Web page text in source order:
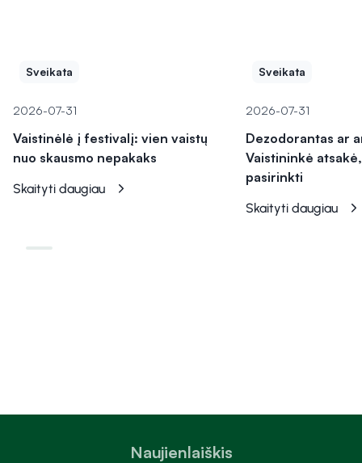
Sveikata
2026-07-31
Vaistinėlė į festivalį: vien vaistų
nuo skausmo nepakaks
Skaityti daugiau
Sveikata
2026-07-31
Dezodorantas ar
Vaistininkė
pasirinkti
Skaityti daugiau
Naujienlaiškis